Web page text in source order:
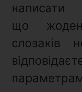
написати
що жоден
словаків